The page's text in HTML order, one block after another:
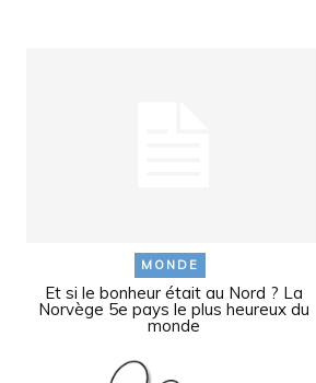
MONDE
Et si le bonheur était au Nord ? La
Norvège 5e pays le plus heureux du
monde